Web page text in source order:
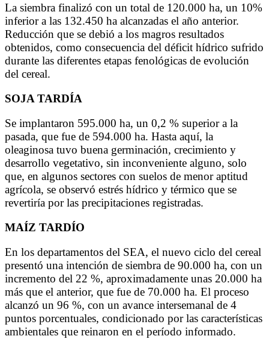
La siembra finalizó con un total de 120.000 ha, un 10%
inferior a las 132.450 ha alcanzadas el año anterior.
Reducción que se debió a los magros resultados
obtenidos, como consecuencia del déficit hídrico sufrido
durante las diferentes etapas fenológicas de evolución
del cereal.
SOJA TARDÍA
Se implantaron 595.000 ha, un 0,2 % superior a la
pasada, que fue de 594.000 ha. Hasta aquí, la
oleaginosa tuvo buena germinación, crecimiento y
desarrollo vegetativo, sin inconveniente alguno, solo
que, en algunos sectores con suelos de menor aptitud
agrícola, se observó estrés hídrico y térmico que se
revertiría por las precipitaciones registradas.
MAÍZ TARDÍO
En los departamentos del SEA, el nuevo ciclo del cereal
presentó una intención de siembra de 90.000 ha, con un
incremento del 22 %, aproximadamente unas 20.000 ha
más que el anterior, que fue de 70.000 ha. El proceso
alcanzó un 96 %, con un avance intersemanal de 4
puntos porcentuales, condicionado por las características
ambientales que reinaron en el período informado.